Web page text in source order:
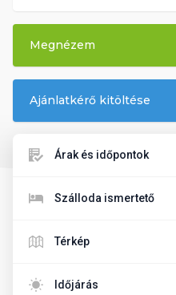
Megnézem
Ajánlatkérő kitöltése
Árak és időpontok
Szálloda ismertető
Térkép
Időjárás